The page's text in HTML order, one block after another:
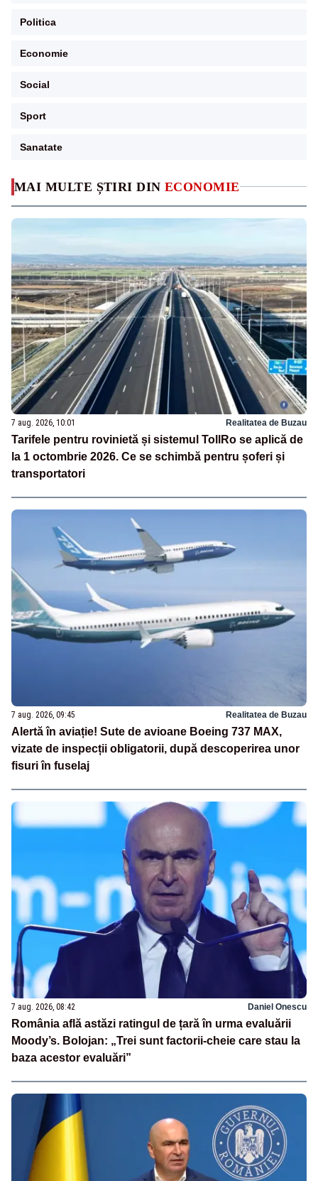
MAI MULTE ȘTIRI DIN ECONOMIE
7 aug. 2026, 10:01 Realitatea de Buzau
Tarifele pentru rovinietă și sistemul TollRo se aplică de
la 1 octombrie 2026. Ce se schimbă pentru șoferi și
transportatori
7 aug. 2026, 09:45 Realitatea de Buzau
Alertă în aviație! Sute de avioane Boeing 737 MAX,
vizate de inspecții obligatorii, după descoperirea unor
fisuri în fuselaj
7 aug. 2026, 08:42 Daniel Onescu
România află astăzi ratingul de țară în urma evaluării
Moody’s. Bolojan: „Trei sunt factorii-cheie care stau la
baza acestor evaluări”
Politica
Economie
Social
Sport
Sanatate